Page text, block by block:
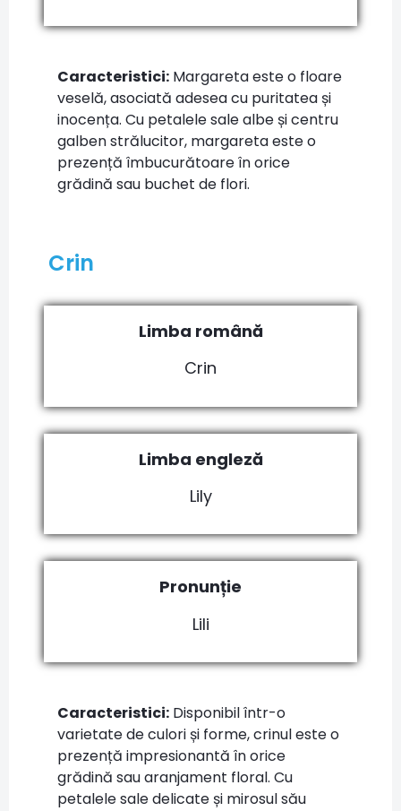
Caracteristici: Margareta este o floare
veselă, asociată adesea cu puritatea și
inocența. Cu petalele sale albe și centru
galben strălucitor, margareta este o
prezență îmbucurătoare în orice
grădină sau buchet de flori.
Crin
Limba română
Crin
Limba engleză
Lily
Pronunție
Lili
Caracteristici: Disponibil într-o
varietate de culori și forme, crinul este o
prezență impresionantă în orice
grădină sau aranjament floral. Cu
petalele sale delicate și mirosul său